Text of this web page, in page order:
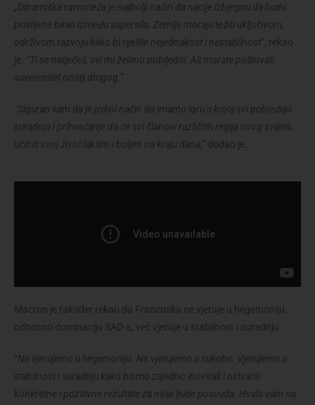
„Dinamička ravnoteža je najbolji način da nacije izbjegnu da budu
prisiljene birati između supersila. Zemlje moraju težiti uključivom,
održivom razvoju kako bi riješile nejednakost i nestabilnost”, rekao
je. “Ti se natječeš, svi mi želimo pobijediti. Ali morate poštovati
suverenitet onog drugog.”
“Siguran sam da je jedini način da imamo igru ​​u kojoj svi pobjeđuju
suradnja i prihvaćanje da će svi članovi različitih regija ovog svijeta,
učiniti svoj život lakšim i boljim na kraju dana,” dodao je. .
Macron je također rekao da Francuska ne vjeruje u hegemoniju,
odnosno dominaciju SAD-a, već vjeruje u stabilnost i suradnju.
“Ne vjerujemo u hegemoniju. Ne vjerujemo u sukobe. Vjerujemo u
stabilnost i suradnju kako bismo zajedno inovirali i ostvarili
konkretne i pozitivne rezultate za naše ljude posvuda. Hvala vam na